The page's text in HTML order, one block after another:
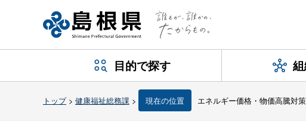
目的で探す
トップ> 健康福祉総務課 > 現在の位置 エネルギー価格・物価高騰対策